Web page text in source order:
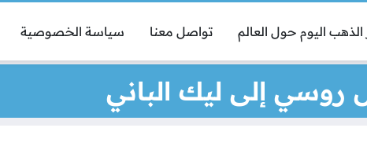
الذهب اليوم حول العالم تواصل معنا سياسة الخصوصية
روسي إلى ليك الباني